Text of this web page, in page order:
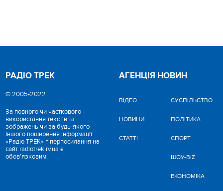
РАДІО ТРЕК
© 2005-2022
За повного чи часткового
використання текстів та
зображень чи за будь-якого
іншого поширення інформації
«Радіо ТРЕК» гіперпосилання на
сайт radiotrek.rv.ua є
обов'язковим.
АГЕНЦІЯ НОВИН
ВІДЕО
НОВИНИ
СТАТТІ
CУСПІЛЬСТВО
ПОЛІТИКА
СПОРТ
ШОУ-BIZ
ЕКОНОМІКА